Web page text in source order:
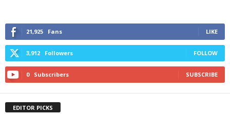
21,925 Fans LIKE
3,912 Followers FOLLOW
0 Subscribers SUBSCRIBE
EDITOR PICKS